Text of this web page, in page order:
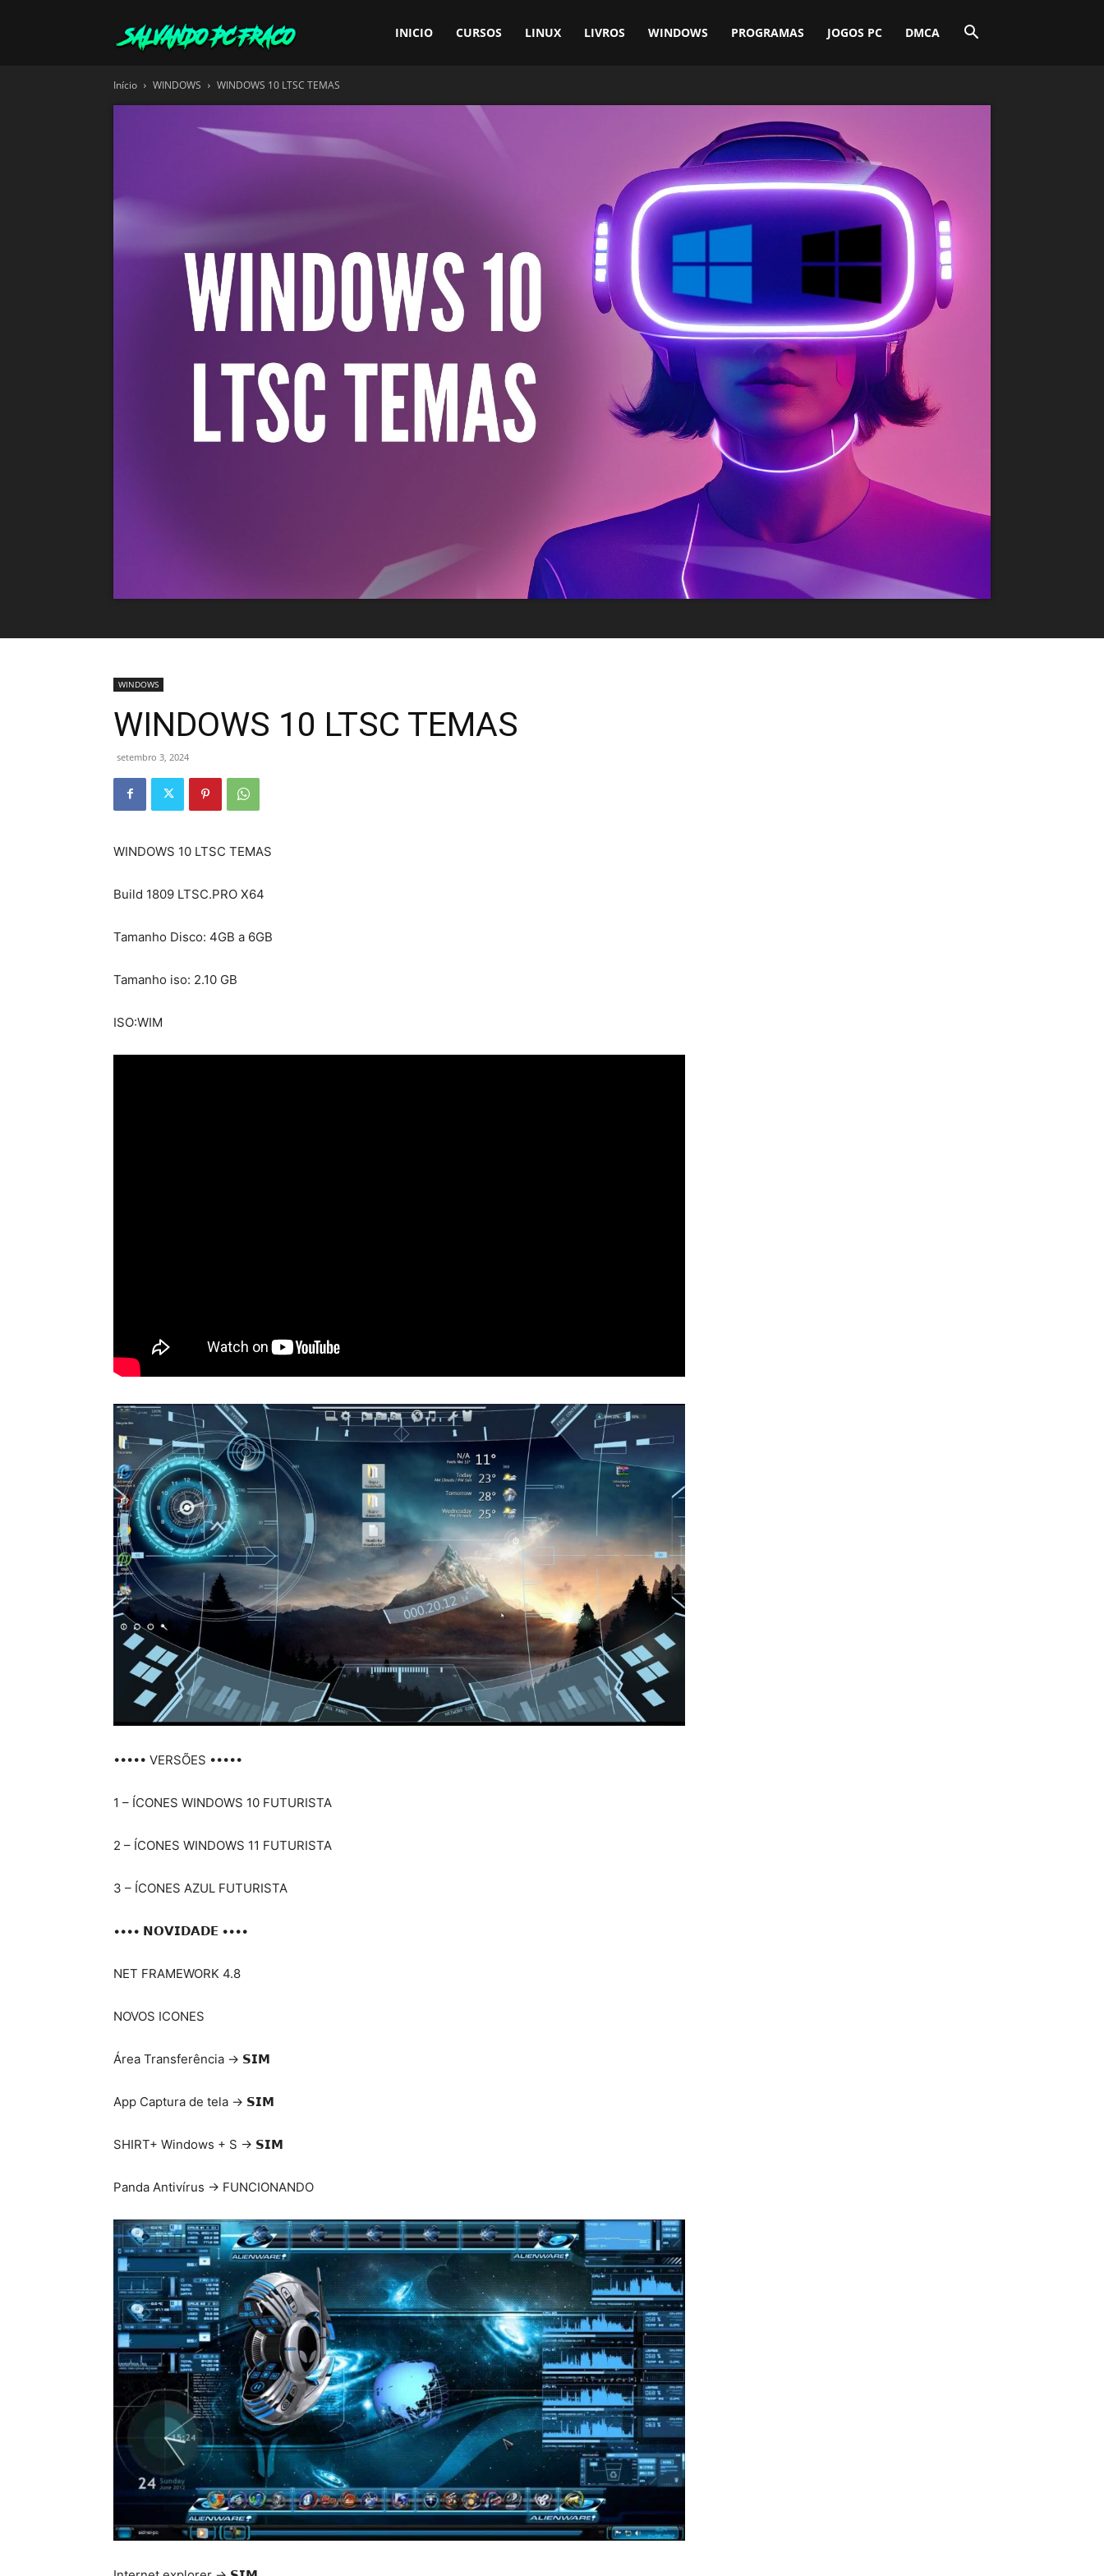
INICIO CURSOS LINUX LIVROS WINDOWS PROGRAMAS JOGOS PC DMCA
Início WINDOWS WINDOWS 10 LTSC TEMAS
WINDOWS
WINDOWS 10 LTSC TEMAS
setembro 3, 2024
WINDOWS 10 LTSC TEMAS
Build 1809 LTSC.PRO X64
Tamanho Disco: 4GB a 6GB
Tamanho iso: 2.10 GB
ISO:WIM
••••• VERSÕES •••••
1 – ÍCONES WINDOWS 10 FUTURISTA
2 – ÍCONES WINDOWS 11 FUTURISTA
3 – ÍCONES AZUL FUTURISTA
•••• 𝗡𝗢𝗩𝗜𝗗𝗔𝗗𝗘 ••••
NET FRAMEWORK 4.8
NOVOS ICONES
Área Transferência -> 𝗦𝗜𝗠
App Captura de tela -> 𝗦𝗜𝗠
SHIRT+ Windows + S -> 𝗦𝗜𝗠
Panda Antivírus -> FUNCIONANDO